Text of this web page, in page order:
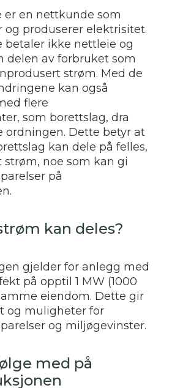
er en nettkunde som
og produserer elektrisitet.
betaler ikke nettleie og
delen av forbruket som
strøm. Med de
kan også
flere
som borettslag, dra
ordningen. Dette betyr at
kan dele på felles,
noe som kan gi
på
kan deles?
gjelder for anlegg med
på opptil 1 MW (1000
eiendom. Dette gir
og muligheter for
og miljøgevinster.
med på